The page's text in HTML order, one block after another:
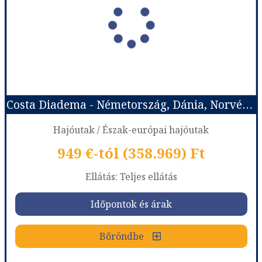
Észak-európai hajóutak
Utazás módja:
Ellátás:Teljes ellátás
Szálláskategória:Hajó kabin
Costa ár, The Interior (I1), 2 felnőtt
Időpont: 2027-05-29 | 7 éj
már 949 €-tól (358.969) Ft
Időpontok és árak
Bőröndbe
Costa Diadema - Németország, Dánia, Norvégia
Hajóutak / Észak-európai hajóutak
949 €-tól (358.969) Ft
Ellátás: Teljes ellátás
Időpontok és árak
Bőröndbe